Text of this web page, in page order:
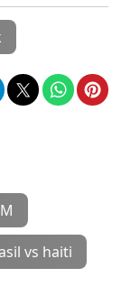
vs haiti